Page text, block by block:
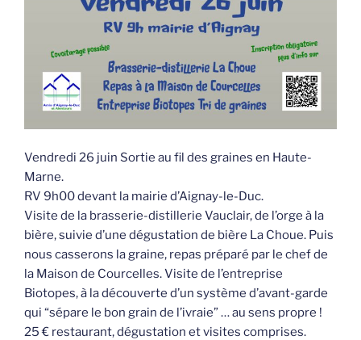
Vendredi 26 juin Sortie au fil des graines en Haute-
Marne.
RV 9h00 devant la mairie d’Aignay-le-Duc.
Visite de la brasserie-distillerie Vauclair, de l’orge à la
bière, suivie d’une dégustation de bière La Choue. Puis
nous casserons la graine, repas préparé par le chef de
la Maison de Courcelles. Visite de l’entreprise
Biotopes, à la découverte d’un système d’avant-garde
qui “sépare le bon grain de l’ivraie” … au sens propre !
25 € restaurant, dégustation et visites comprises.